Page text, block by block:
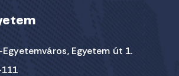
Egyetem út 1.